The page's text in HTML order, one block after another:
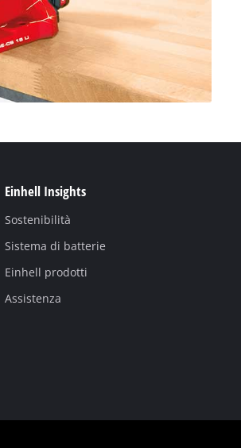
Einhell Insights
Sostenibilità
Sistema di batterie
Einhell prodotti
Assistenza